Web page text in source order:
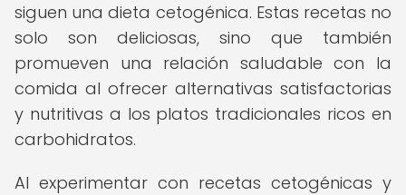
siguen una dieta cetogénica. Estas recetas no
solo son deliciosas, sino que también
promueven una relación saludable con la
comida al ofrecer alternativas satisfactorias
y nutritivas a los platos tradicionales ricos en
carbohidratos.
Al experimentar con recetas cetogénicas y